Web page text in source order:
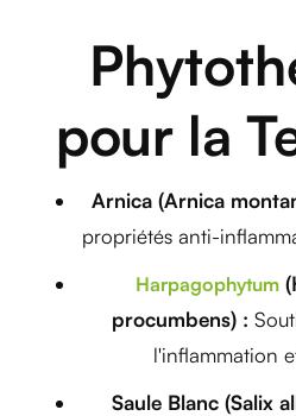
pour la
Arnica (Arnica
propriétés anti-
Harpagophytum
procumbens) :
l'inflammation
Saule Blanc (Salix